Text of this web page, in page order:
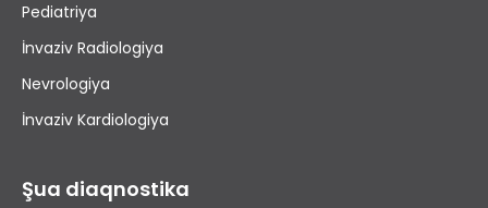
Pediatriya
İnvaziv Radiologiya
Nevrologiya
İnvaziv Kardiologiya
Şua diaqnostika